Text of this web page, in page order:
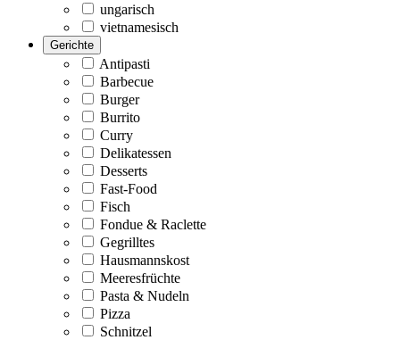
ungarisch
vietnamesisch
Gerichte
Antipasti
Barbecue
Burger
Burrito
Curry
Delikatessen
Desserts
Fast-Food
Fisch
Fondue & Raclette
Gegrilltes
Hausmannskost
Meeresfrüchte
Pasta & Nudeln
Pizza
Schnitzel